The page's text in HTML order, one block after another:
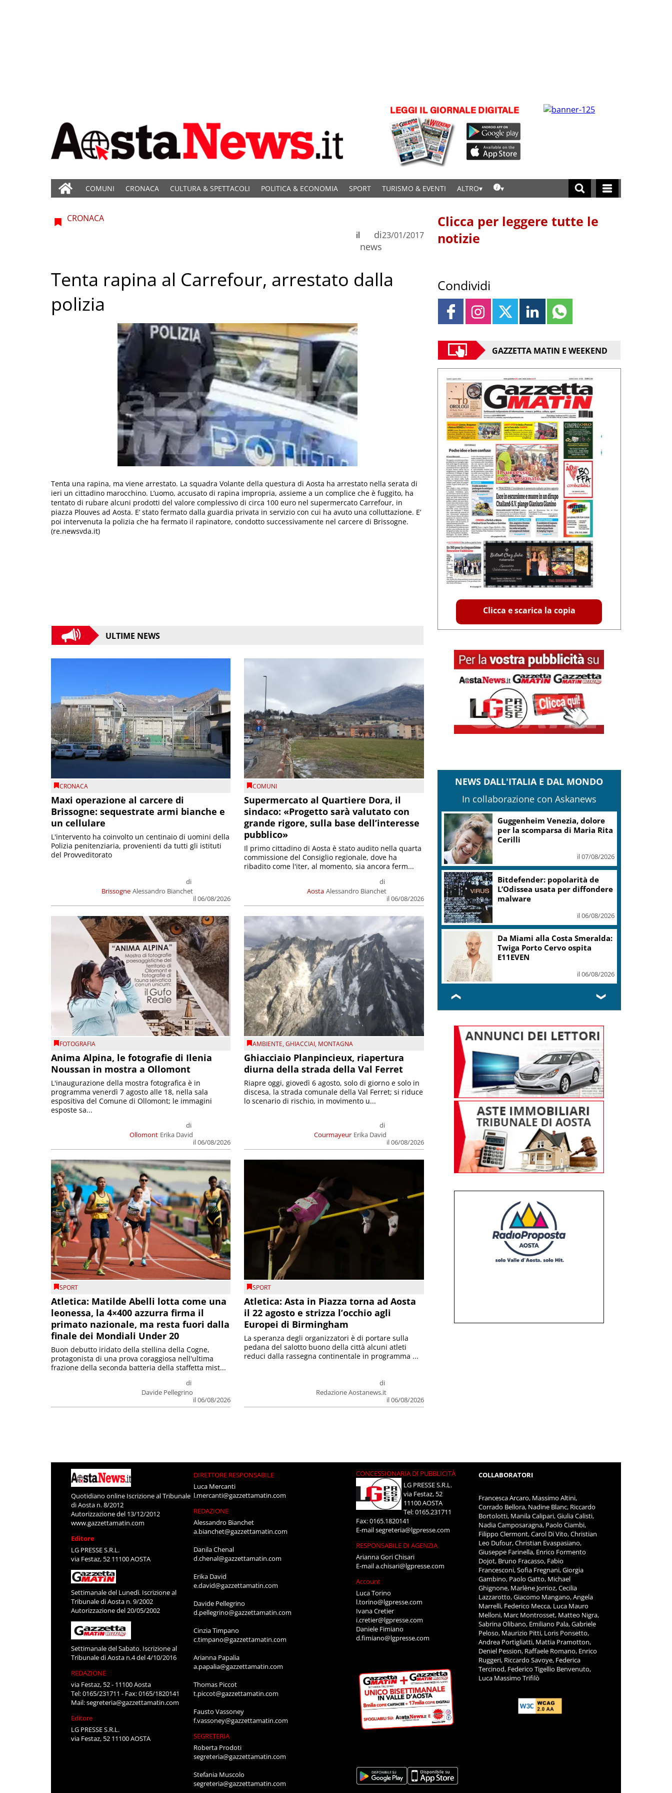
COMUNI CRONACA CULTURA & SPETTACOLI POLITICA & ECONOMIA SPORT TURISMO & EVENTI ALTRO
CRONACA
di
news
il 23/01/2017
Tenta rapina al Carrefour, arrestato dalla
polizia
Tenta una rapina, ma viene arrestato. La squadra Volante della questura di Aosta ha arrestato nella serata di
ieri un cittadino marocchino. L’uomo, accusato di rapina impropria, assieme a un complice che è fuggito, ha
tentato di rubare alcuni prodotti del valore complessivo di circa 100 euro nel supermercato Carrefour, in
piazza Plouves ad Aosta. E’ stato fermato dalla guardia privata in servizio con cui ha avuto una colluttazione. E’
poi intervenuta la polizia che ha fermato il rapinatore, condotto successivamente nel carcere di Brissogne.
(re.newsvda.it)
ULTIME NEWS
CRONACA
Maxi operazione al carcere di
Brissogne: sequestrate armi bianche e
un cellulare
Brissogne
di
Alessandro Bianchet
il 06/08/2026
L'intervento ha coinvolto un centinaio di uomini della
Polizia penitenziaria, provenienti da tutti gli istituti
del Provveditorato
COMUNI
Supermercato al Quartiere Dora, il
sindaco: «Progetto sarà valutato con
grande rigore, sulla base dell’interesse
pubblico»
Aosta
di
Alessandro Bianchet
il 06/08/2026
Il primo cittadino di Aosta è stato audito nella quarta
commissione del Consiglio regionale, dove ha
ribadito come l'iter, al momento, sia ancora ferm...
FOTOGRAFIA
Anima Alpina, le fotografie di Ilenia
Noussan in mostra a Ollomont
Ollomont
di
Erika David
il 06/08/2026
L'inaugurazione della mostra fotografica è in
programma venerdì 7 agosto alle 18, nella sala
espositiva del Comune di Ollomont; le immagini
esposte sa...
AMBIENTE,GHIACCIAI, MONTAGNA
Ghiacciaio Planpincieux, riapertura
diurna della strada della Val Ferret
Courmayeur
di
Erika David
il 06/08/2026
Riapre oggi, giovedì 6 agosto, solo di giorno e solo in
discesa, la strada comunale della Val Ferret; si riduce
lo scenario di rischio, in movimento u...
SPORT
Atletica: Matilde Abelli lotta come una
leonessa, la 4×400 azzurra firma il
primato nazionale, ma resta fuori dalla
finale dei Mondiali Under 20
di
Davide Pellegrino
il 06/08/2026
Buon debutto iridato della stellina della Cogne,
protagonista di una prova coraggiosa nell'ultima
frazione della seconda batteria della staffetta mist...
SPORT
Atletica: Asta in Piazza torna ad Aosta
il 22 agosto e strizza l’occhio agli
Europei di Birmingham
di
Redazione Aostanews.it
il 06/08/2026
La speranza degli organizzatori è di portare sulla
pedana del salotto buono della città alcuni atleti
reduci dalla rassegna continentale in programma ...
Clicca per leggere tutte le
notizie
Condividi
GAZZETTA MATIN E WEEKEND
Clicca e scarica la copia
NEWS DALL'ITALIA E DAL MONDO
In collaborazione con Askanews
Guggenheim Venezia, dolore
per la scomparsa di Maria Rita
Cerilli
il 07/08/2026
Bitdefender: popolarità de
L’Odissea usata per diffondere
malware
il 06/08/2026
Da Miami alla Costa Smeralda:
Twiga Porto Cervo ospita
E11EVEN
il 06/08/2026
❮ ❯
Quotidiano online Iscrizione al Tribunale
di Aosta n. 8/2012
Autorizzazione del 13/12/2012
www.gazzettamatin.com
Editore
LG PRESSE S.R.L.
via Festaz, 52 11100 AOSTA
Settimanale del Lunedì. Iscrizione al
Tribunale di Aosta n. 9/2002
Autorizzazione del 20/05/2002
Settimanale del Sabato. Iscrizione al
Tribunale di Aosta n.4 del 4/10/2016
REDAZIONE
via Festaz, 52 - 11100 Aosta
Tel: 0165/231711 - Fax: 0165/1820141
Mail:segreteria@gazzettamatin.com
Editore
LG PRESSE S.R.L.
via Festaz, 52 11100 AOSTA
DIRETTORE RESPONSABILE
Luca Mercanti
l.mercanti@gazzettamatin.com
REDAZIONE
Alessandro Bianchet
a.bianchet@gazzettamatin.com
Danila Chenal
d.chenal@gazzettamatin.com
Erika David
e.david@gazzettamatin.com
Davide Pellegrino
d.pellegrino@gazzettamatin.com
Cinzia Timpano
c.timpano@gazzettamatin.com
Arianna Papalia
a.papalia@gazzettamatin.com
Thomas Piccot
t.piccot@gazzettamatin.com
Fausto Vassoney
f.vassoney@gazzettamatin.com
SEGRETERIA
Roberta Prodoti
segreteria@gazzettamatin.com
Stefania Muscolo
segreteria@gazzettamatin.com
CONCESSIONARIA DI PUBBLICITÀ
LG PRESSE S.R.L.
via Festaz, 52
11100 AOSTA
Tel: 0165.231711
Fax: 0165.1820141
E-mailsegreteria@lgpresse.com
RESPONSABILE DI AGENZIA
Arianna Gori Chisari
E-maila.chisari@lgpresse.com
Account
Luca Torino
l.torino@lgpresse.com
Ivana Cretier
i.cretier@lgpresse.com
Daniele Fimiano
d.fimiano@lgpresse.com
COLLABORATORI
Francesca Arcaro, Massimo Altini,
Corrado Bellora, Nadine Blanc, Riccardo
Bortolotti, Manila Calipari, Giulia Calisti,
Nadia Camposaragna, Paolo Ciambi,
Filippo Clermont, Carol Di Vito, Christian
Leo Dufour, Christian Evaspasiano,
Giuseppe Farinella, Enrico Formento
Dojot, Bruno Fracasso, Fabio
Francesconi, Sofia Fregnani, Giorgia
Gambino, Paolo Gatto, Michael
Ghignone, Marlène Jorrioz, Cecilia
Lazzarotto, Giacomo Mangano, Angela
Marrelli, Federico Mecca, Luca Mauro
Melloni, Marc Montrosset, Matteo Nigra,
Sabrina Olibano, Emiliano Pala, Gabriele
Peloso, Maurizio Pitti, Loris Ponsetto,
Andrea Portigliatti, Mattia Pramotton,
Deniel Pession, Raffaele Romano, Enrico
Ruggeri, Riccardo Savoye, Federica
Tercinod, Federico Tigellio Benvenuto,
Luca Massimo Trifilò